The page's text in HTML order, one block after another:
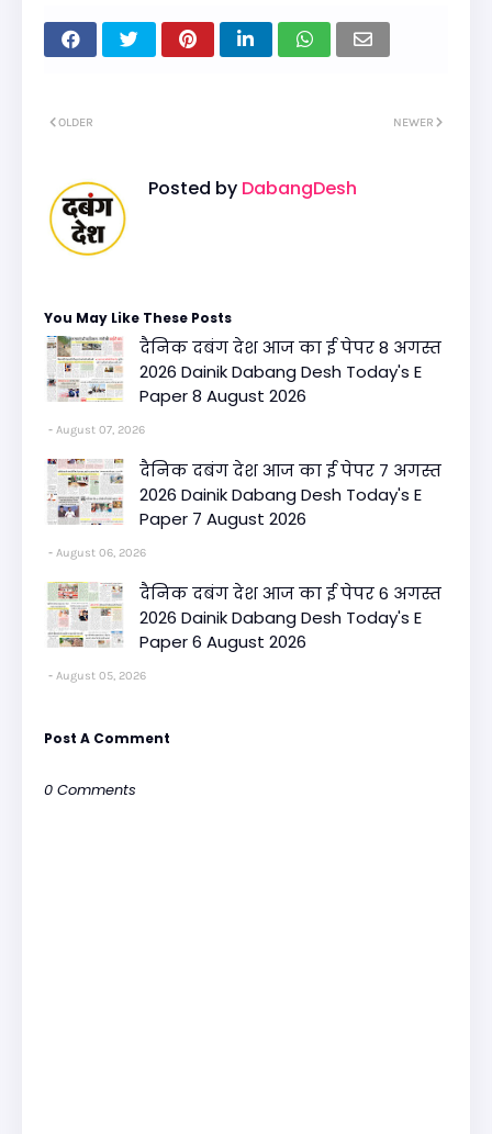
NEWER
OLDER
Posted by DabangDesh
You May Like These Posts
दैनिक दबंग देश आज का ई पेपर 8 अगस्त
2026 Dainik Dabang Desh Today's E
Paper 8 August 2026
August 07, 2026
दैनिक दबंग देश आज का ई पेपर 7 अगस्त
2026 Dainik Dabang Desh Today's E
Paper 7 August 2026
August 06, 2026
दैनिक दबंग देश आज का ई पेपर 6 अगस्त
2026 Dainik Dabang Desh Today's E
Paper 6 August 2026
August 05, 2026
Post A Comment
0 Comments